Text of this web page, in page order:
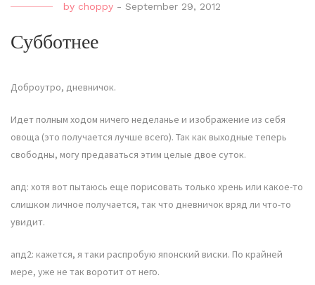
by choppy - September 29, 2012
Субботнее
Доброутро, дневничок.
Идет полным ходом ничего неделанье и изображение из себя
овоща (это получается лучше всего). Так как выходные теперь
свободны, могу предаваться этим целые двое суток.
апд: хотя вот пытаюсь еще порисовать только хрень или какое-то
слишком личное получается, так что дневничок вряд ли что-то
увидит.
апд2: кажется, я таки распробую японский виски. По крайней
мере, уже не так воротит от него.